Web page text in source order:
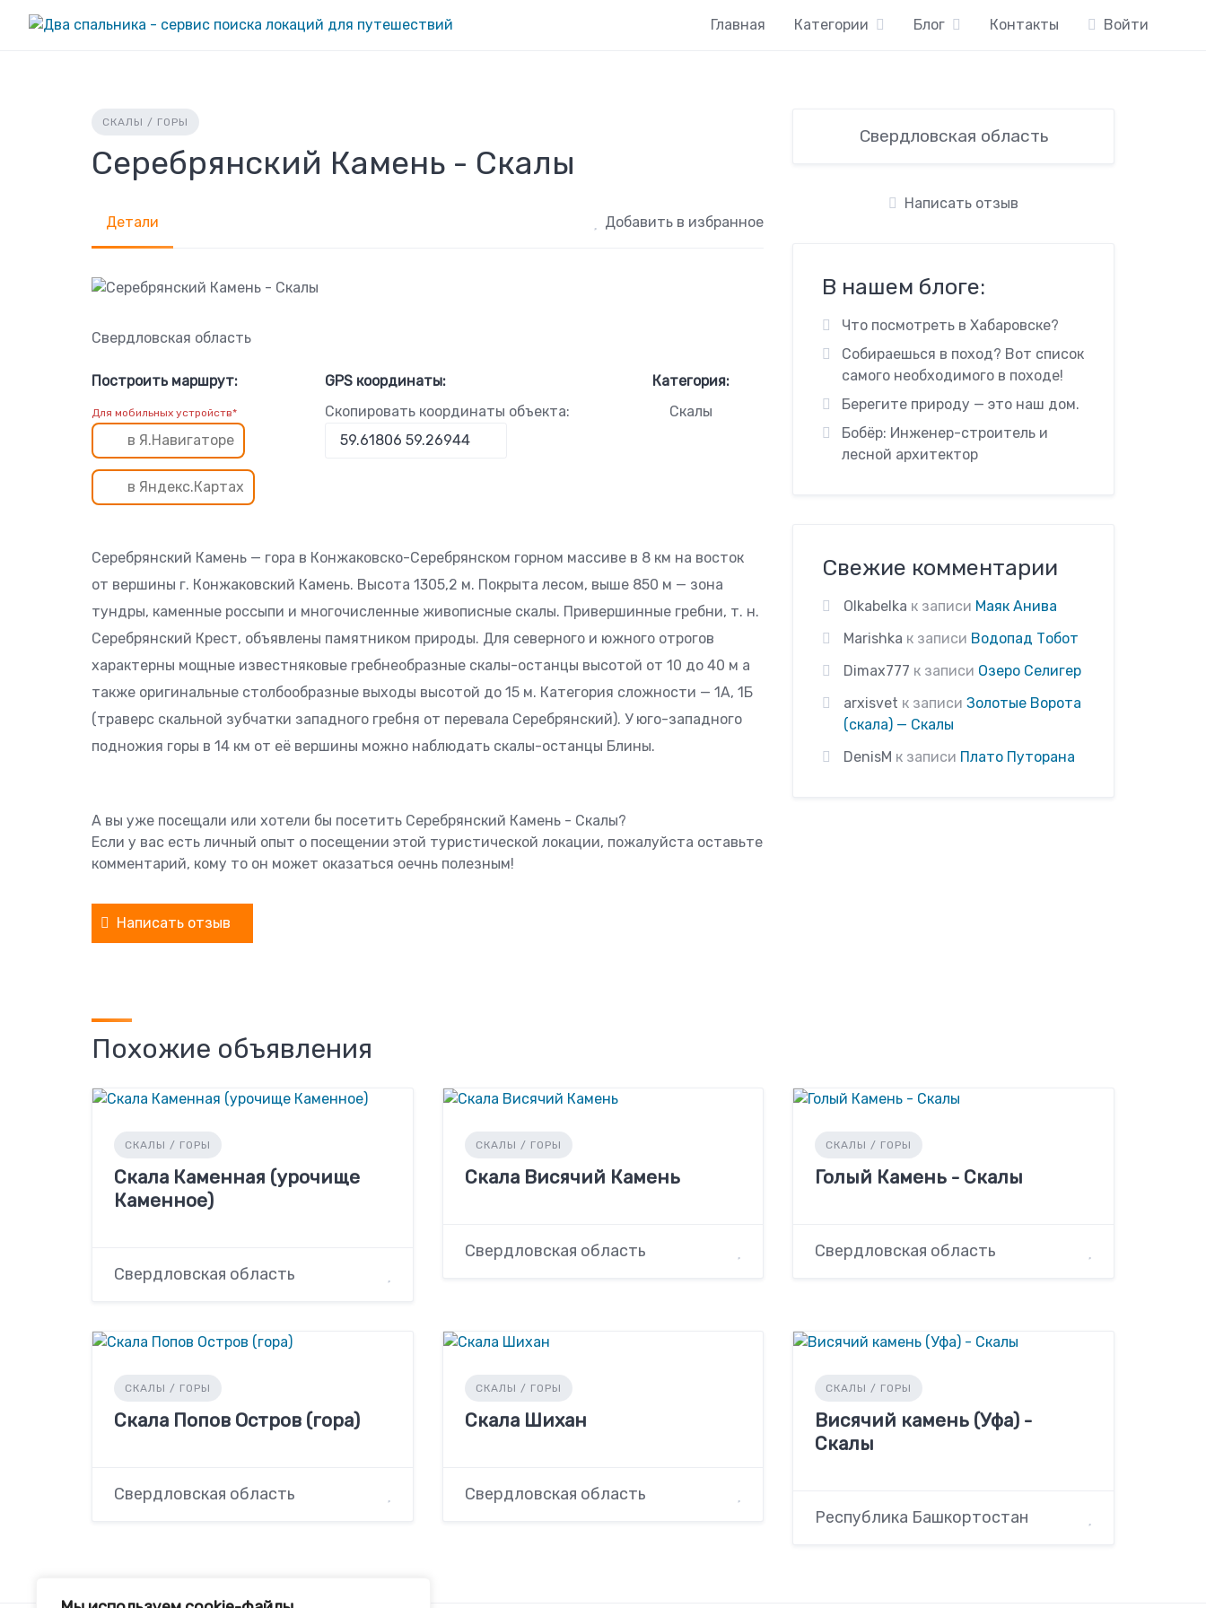
Главная Категории Блог Контакты Войти
СКАЛЫ / ГОРЫ
Серебрянский Камень - Скалы
Детали Добавить в избранное
Свердловская область
Построить маршрут:
Для мобильных устройств*
в Я.Навигаторе
в Яндекс.Картах
GPS координаты:
Скопировать координаты объекта:
Категория:
Скалы
Серебрянский Камень — гора в Конжаковско-Серебрянском горном массиве в 8 км на восток
от вершины г. Конжаковский Камень. Высота 1305,2 м. Покрыта лесом, выше 850 м — зона
тундры, каменные россыпи и многочисленные живописные скалы. Привершинные гребни, т. н.
Серебрянский Крест, объявлены памятником природы. Для северного и южного отрогов
характерны мощные известняковые гребнеобразные скалы-останцы высотой от 10 до 40 м а
также оригинальные столбообразные выходы высотой до 15 м. Категория сложности — 1А, 1Б
(траверс скальной зубчатки западного гребня от перевала Серебрянский). У юго-западного
подножия горы в 14 км от её вершины можно наблюдать скалы-останцы Блины.
А вы уже посещали или хотели бы посетить Серебрянский Камень - Скалы?
Если у вас есть личный опыт о посещении этой туристической локации, пожалуйста оставьте
комментарий, кому то он может оказаться оечнь полезным!
Написать отзыв
Свердловская область
Написать отзыв
В нашем блоге:
Что посмотреть в Хабаровске?
Собираешься в поход? Вот список
самого необходимого в походе!
Берегите природу — это наш дом.
Бобёр: Инженер-строитель и
лесной архитектор
Свежие комментарии
Olkabelka к записи Маяк Анива
Marishka к записи Водопад Тобот
Dimax777 к записи Озеро Селигер
arxisvet к записиЗолотые Ворота
(скала) — Скалы
DenisM к записи Плато Путорана
Похожие объявления
СКАЛЫ / ГОРЫ
Скала Каменная (урочище
Каменное)
Свердловская область
СКАЛЫ / ГОРЫ
Скала Висячий Камень
Свердловская область
СКАЛЫ / ГОРЫ
Голый Камень - Скалы
Свердловская область
СКАЛЫ / ГОРЫ
Скала Попов Остров (гора)
Свердловская область
СКАЛЫ / ГОРЫ
Скала Шихан
Свердловская область
СКАЛЫ / ГОРЫ
Висячий камень (Уфа) -
Скалы
Республика Башкортостан